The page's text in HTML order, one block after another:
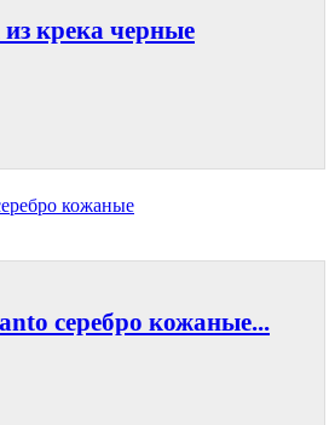
крека черные
серебро кожаные...